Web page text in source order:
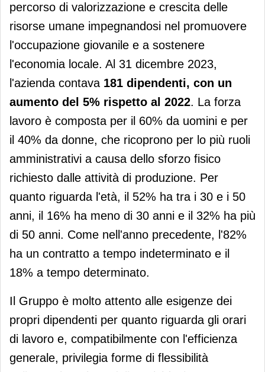
percorso di valorizzazione e crescita delle
risorse umane impegnandosi nel promuovere
l'occupazione giovanile e a sostenere
l'economia locale. Al 31 dicembre 2023,
l'azienda contava 181 dipendenti, con un
aumento del 5% rispetto al 2022. La forza
lavoro è composta per il 60% da uomini e per
il 40% da donne, che ricoprono per lo più ruoli
amministrativi a causa dello sforzo fisico
richiesto dalle attività di produzione. Per
quanto riguarda l'età, il 52% ha tra i 30 e i 50
anni, il 16% ha meno di 30 anni e il 32% ha più
di 50 anni. Come nell'anno precedente, l'82%
ha un contratto a tempo indeterminato e il
18% a tempo determinato.
Il Gruppo è molto attento alle esigenze dei
propri dipendenti per quanto riguarda gli orari
di lavoro e, compatibilmente con l'efficienza
generale, privilegia forme di flessibilità